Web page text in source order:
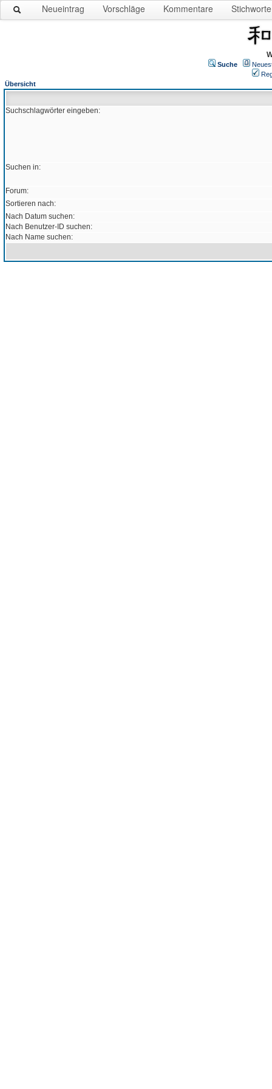
Neueintrag Vorschläge Kommentare Stichworte
Suche
Übersicht
Suchschlagwörter eingeben:
Suchen in:
Forum:
Sortieren nach:
Nach Datum suchen:
Nach Benutzer-ID suchen:
Nach Name suchen: